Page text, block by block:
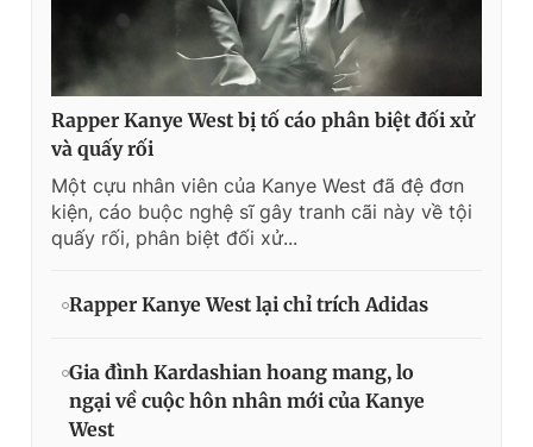
Rapper Kanye West bị tố cáo phân biệt đối xử
và quấy rối
Một cựu nhân viên của Kanye West đã đệ đơn
kiện, cáo buộc nghệ sĩ gây tranh cãi này về tội
quấy rối, phân biệt đối xử...
Rapper Kanye West lại chỉ trích Adidas
Gia đình Kardashian hoang mang, lo
ngại về cuộc hôn nhân mới của Kanye
West